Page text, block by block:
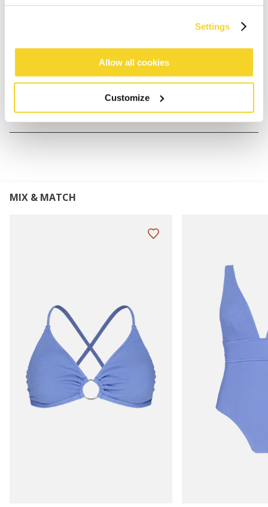
Settings
Allow all cookies
Customize
Mit Kordelverschluss zum Binden in der richtigen
Größe
MATERIALIEN UND DETAILS
MIX & MATCH